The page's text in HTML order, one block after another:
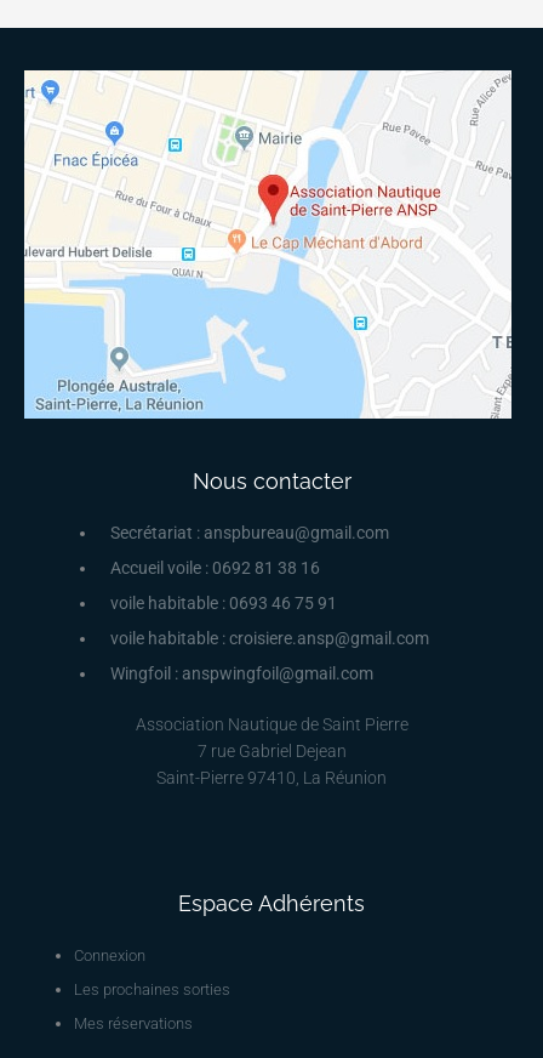
Nous contacter
Secrétariat : anspbureau@gmail.com
Accueil voile : 0692 81 38 16
voile habitable : 0693 46 75 91
voile habitable : croisiere.ansp@gmail.com
Wingfoil : anspwingfoil@gmail.com
Association Nautique de Saint Pierre
7 rue Gabriel Dejean
Saint-Pierre 97410, La Réunion
Espace Adhérents
Connexion
Les prochaines sorties
Mes réservations